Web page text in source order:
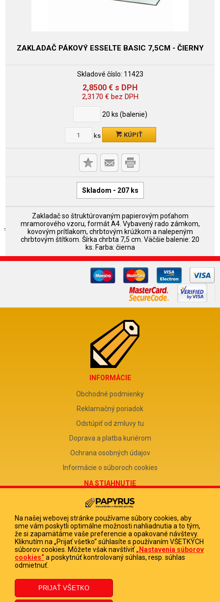
ZAKLADAČ PÁKOVÝ ESSELTE BASIC 7,5CM - ČIERNY
Skladové číslo: 11423
2,8500 € s DPH
2,3170 €bez DPH
20 ks (balenie)
ks KÚPIŤ
Skladom - 207 ks
Zakladač so štruktúrovaným papierovým poťahom
mramorového vzoru, formát A4. Vybavený rado zámkom,
kovovým prítlakom, chrbtovým krúžkom a nalepeným
chrbtovým štítkom. Šírka chrbta 7,5 cm. Väčšie balenie: 20
ks. Farba: čierna
INFORMÁCIE
Obchodné podmienky
Reklamačný poriadok
Odstúpiť od zmluvy tu
Doprava a platba kuriérom
Ochrana osobných údajov
Informácie o súboroch cookies
NA STIAHNUTIE
Reklamačný formulár
Odstúpenie od zmluvy
Poučenie o odstúpení od zmluvy
FIRMA
PAPYRUS POPRAD, s.r.o.
DIČ 2020513880
Na našej webovej stránke používame súbory cookies, aby
sme vám poskytli optimálne možnosti nahliadnutia a to tým,
že si zapamätáme vaše preferencie a opakované návštevy.
Kliknutím na „Prijať všetko“ súhlasíte s používaním VŠETKÝCH
súborov cookies. Môžete však navštíviť „Nastavenia súborov
cookies“a poskytnúť kontrolovaný súhlas, resp. súhlas
odmietnuť.